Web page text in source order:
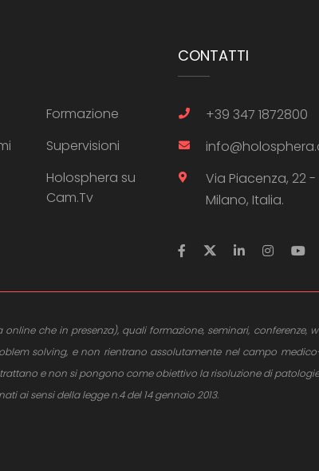
Formazione
Supervisioni
Holosphera su
Cam.Tv
CONTATTI
+39 347 1872800
Via Piacenza, 22 -
Milano, Italia.
online che in presenza), quali formazione, seminari,
solving, e non rientrano assolutamente nel campo
e non si pongono come obiettivo la risoluzione di
ai sensi della legge n.4 del 14 gennaio 2013.